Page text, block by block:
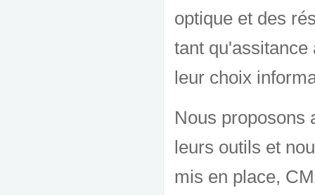
optique et des
tant
leur choix
Nous proposons
leurs outils et
mis en place,